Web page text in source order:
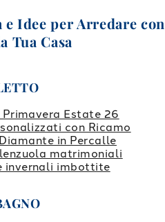
Idee per Arredare con
Tua Casa
Estate 26
con Ricamo
in Percalle
matrimoniali
invernali imbottite